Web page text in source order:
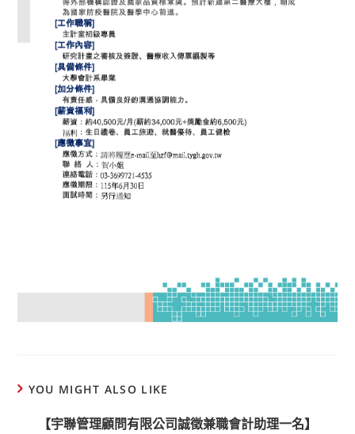
YOU MIGHT ALSO LIKE
【宇聯管理顧問有限公司誠徵兼職會計助理一名】